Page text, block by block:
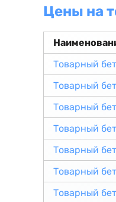
Цены на
Товарный
Товарный
Товарный
Товарный
Товарный
Товарный
Товарный